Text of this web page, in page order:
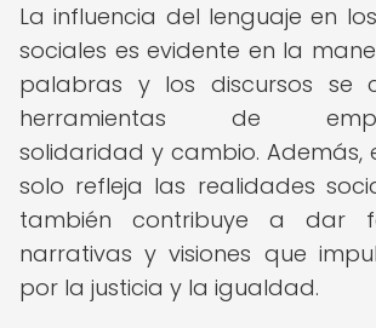
La influencia del lenguaje en
sociales es evidente en la
palabras y los discursos se
herramientas de
solidaridad y cambio. Además,
solo refleja las realidades
también contribuye a dar
narrativas y visiones que
por la justicia y la igualdad.